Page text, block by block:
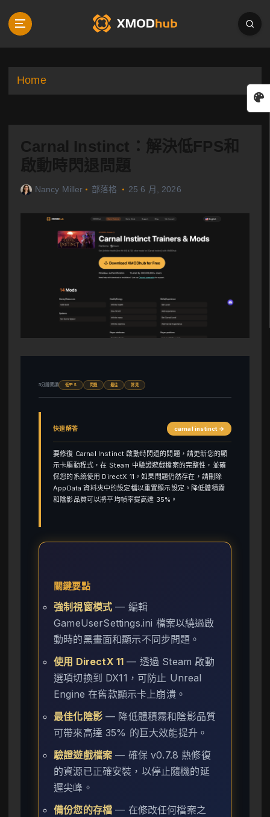
p
Home
Carnal Instinct：解決低FPS和
啟動時閃退問題
Nancy Miller 部落格 25 6 月, 2026
5分鐘閱讀 低FPS 閃退 最佳 常見
快速解答 carnal instinct →
要修復 Carnal Instinct 啟動時閃退的問題，請更新您的顯
示卡驅動程式，在 Steam 中驗證遊戲檔案的完整性，並確
保您的系統使用 DirectX 11。如果問題仍然存在，請刪除
AppData 資料夾中的設定檔以重置顯示設定。降低體積霧
和陰影品質可以將平均幀率提高達 35%。
關鍵要點
強制視窗模式 — 編輯
GameUserSettings.ini 檔案以繞過啟
動時的黑畫面和顯示不同步問題。
使用 DirectX 11 — 透過 Steam 啟動
選項切換到 DX11，可防止 Unreal
Engine 在舊款顯示卡上崩潰。
最佳化陰影— 降低體積霧和陰影品質
可帶來高達 35% 的巨大效能提升。
驗證遊戲檔案 — 確保 v0.7.8 熱修復
的資源已正確安裝，以停止隨機的延
遲尖峰。
備份您的存檔 — 在修改任何檔案之